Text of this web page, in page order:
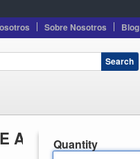
Sobre Nosotros Blog
Search
AL FUEGO
Quantity